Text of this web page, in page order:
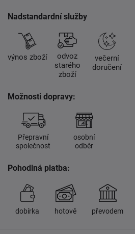
Nadstandardní služby
výnos zboží
odvoz
starého
zboží
večerní
doručení
Možnosti dopravy:
Přepravní
společnost
osobní
odběr
Pohodlná platba:
dobírka hotově převodem